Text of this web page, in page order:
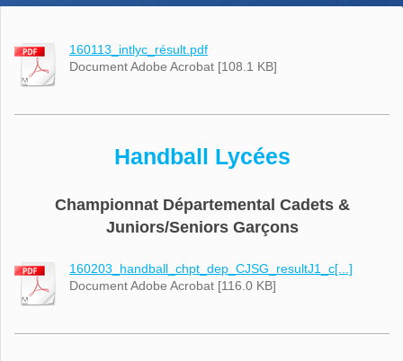
160113_intlyc_résult.pdf
Document Adobe Acrobat [108.1 KB]
Handball Lycées
Championnat Départemental Cadets &
Juniors/Seniors Garçons
160203_handball_chpt_dep_CJSG_resultJ1_c[...]
Document Adobe Acrobat [116.0 KB]